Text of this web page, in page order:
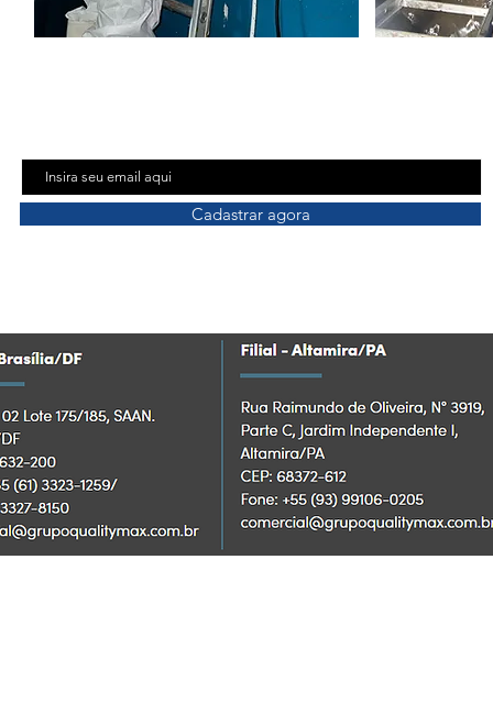
Cadastrar agora